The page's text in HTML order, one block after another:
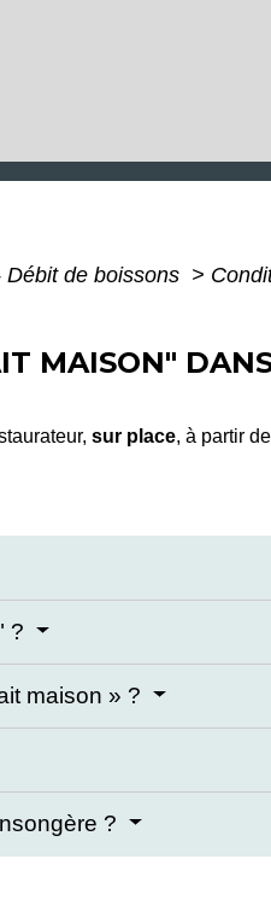
Débit de boissons >
MAISON"
sur place, à partir de
?
maison » ?
?